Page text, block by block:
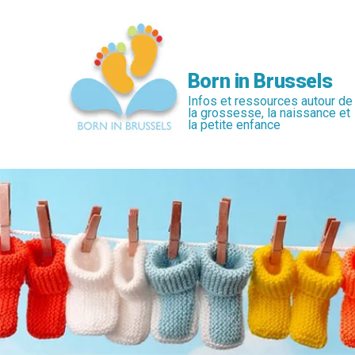
Born in Brussels
Infos et ressources autour de
la grossesse, la naissance et
la petite enfance